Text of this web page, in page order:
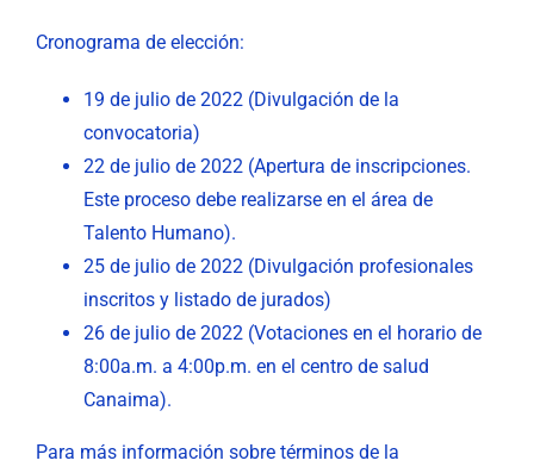
Cronograma de elección:
19 de julio de 2022 (Divulgación de la
convocatoria)
22 de julio de 2022 (Apertura de inscripciones.
Este proceso debe realizarse en el área de
Talento Humano).
25 de julio de 2022 (Divulgación profesionales
inscritos y listado de jurados)
26 de julio de 2022 (Votaciones en el horario de
8:00a.m. a 4:00p.m. en el centro de salud
Canaima).
Para más información sobre términos de la